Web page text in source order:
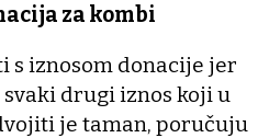
za kombi
s iznosom donacije jer
drugi iznos koji u
je taman, poručuju